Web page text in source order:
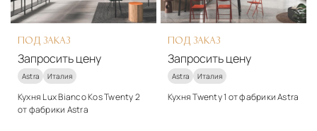
ПОД ЗАКАЗ
Запросить цену
Astra Италия
Кухня Lux Bianco Kos Twenty 2
от фабрики Astra
ПОД ЗАКАЗ
Запросить цену
Astra Италия
Кухня Twenty 1 от фабрики Astra